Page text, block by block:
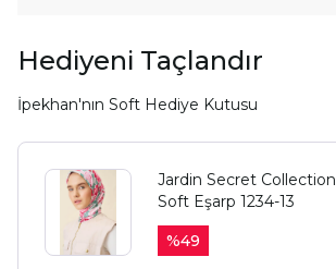
Hediyeni Taçlandır
İpekhan'nın Soft Hediye Kutusu
Jardin Secret Collection
Soft Eşarp 1234-13
%49